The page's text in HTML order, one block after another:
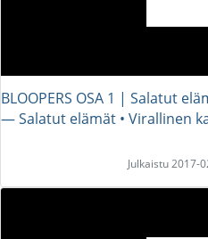
BLOOPERS OSA 1 | Salatut
― Salatut elämät • Virallinen
Julkaistu 2017-